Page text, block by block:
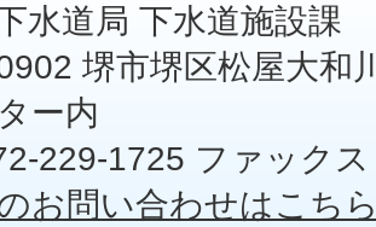
水道局 下水道施設課
堺市堺区松屋大和
ー内
229-1725 ファック
お問い合わせはこち